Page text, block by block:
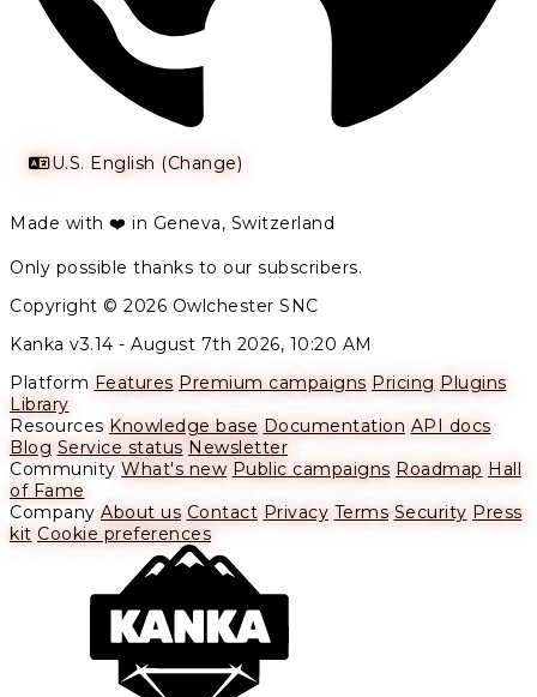
U.S. English (Change)
Made with ❤️ in Geneva, Switzerland
Only possible thanks to our subscribers.
Copyright © 2026 Owlchester SNC
Kanka v3.14 - August 7th 2026, 10:20 AM
Platform Features Premium campaigns Pricing Plugins
Library
Resources Knowledge base Documentation API docs
Blog Service status Newsletter
Community What's new Public campaigns Roadmap Hall
of Fame
Company About us Contact Privacy Terms Security Press
kit Cookie preferences